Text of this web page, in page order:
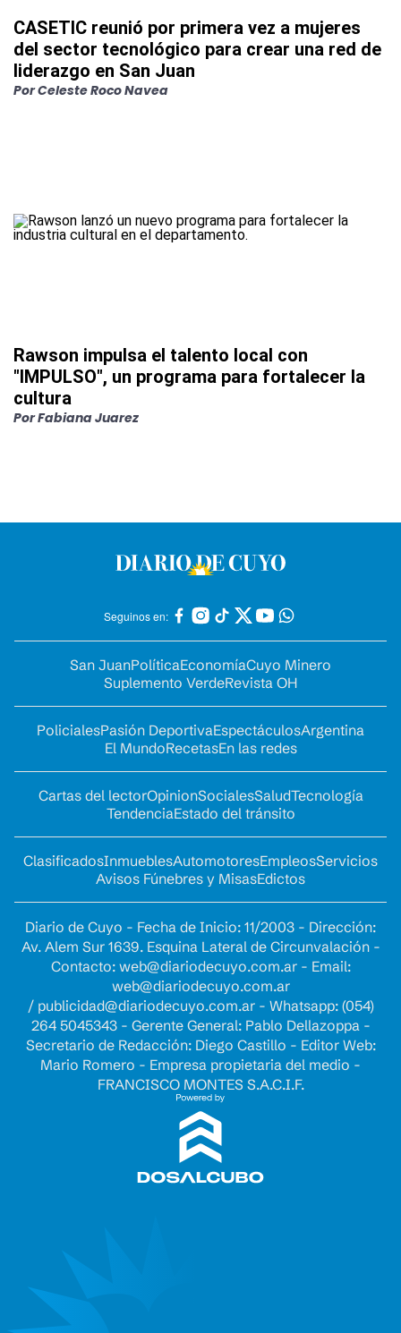
CASETIC reunió por primera vez a mujeres
del sector tecnológico para crear una red de
liderazgo en San Juan
PorCeleste Roco Navea
Rawson impulsa el talento local con
"IMPULSO", un programa para fortalecer la
cultura
PorFabiana Juarez
Seguinos en:
San JuanPolíticaEconomíaCuyo Minero
Suplemento VerdeRevista OH
PolicialesPasión DeportivaEspectáculosArgentina
El MundoRecetasEn las redes
Cartas del lectorOpinionSocialesSaludTecnología
TendenciaEstado del tránsito
ClasificadosInmueblesAutomotoresEmpleosServicios
Avisos Fúnebres y MisasEdictos
Diario de Cuyo - Fecha de Inicio: 11/2003 - Dirección:
Av. Alem Sur 1639. Esquina Lateral de Circunvalación -
Contacto: web@diariodecuyo.com.ar- Email:
web@diariodecuyo.com.ar
/ publicidad@diariodecuyo.com.ar- Whatsapp: (054)
264 5045343 - Gerente General: Pablo Dellazoppa -
Secretario de Redacción: Diego Castillo - Editor Web:
Mario Romero - Empresa propietaria del medio -
FRANCISCO MONTES S.A.C.I.F.